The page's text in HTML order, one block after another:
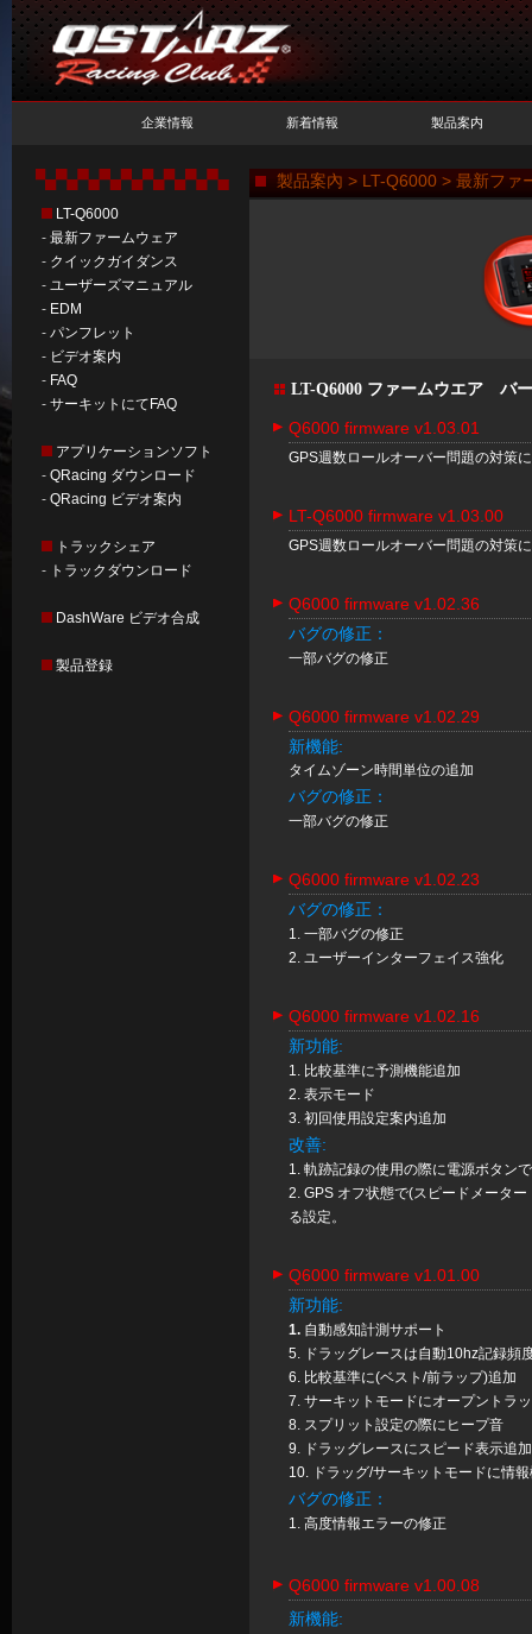
企業情報 新着情報 製品案内
製品案內 > LT-Q6000 > 最新ファ
LT-Q6000
- 最新ファームウェア
- クイックガイダンス
- ユーザーズマニュアル
- EDM
- パンフレット
- ビデオ案内
- FAQ
- サーキットにてFAQ
アプリケーションソフト
- QRacing ダウンロード
- QRacing ビデオ案内
トラックシェア
- トラックダウンロード
DashWare ビデオ合成
製品登録
LT-Q6000 ファームウエア バ
Q6000 firmware v1.03.01
GPS週数ロールオーバー問題の対策
LT-Q6000 firmware v1.03.00
GPS週数ロールオーバー問題の対策
Q6000 firmware v1.02.36
バグの修正：
一部バグの修正
Q6000 firmware v1.02.29
新機能:
タイムゾーン時間単位の追加
バグの修正：
一部バグの修正
Q6000 firmware v1.02.23
バグの修正：
1. 一部バグの修正
2. ユーザーインターフェイス強化
Q6000 firmware v1.02.16
新功能:
1. 比較基準に予測機能追加
2. 表示モード
3. 初回使用設定案内追加
改善:
1. 軌跡記録の使用の際に電源ボタン
2. GPS オフ状態で(スピードメータ
る設定。
Q6000 firmware v1.01.00
新功能:
1. 自動感知計測サポート
5. ドラッグレースは自動10hz記録頻
6. 比較基準に(ベスト/前ラップ)追加
7. サーキットモードにオープントラ
8. スプリット設定の際にヒープ音
9. ドラッグレースにスピード表示追加
10. ドラッグ/サーキットモードに情
バグの修正：
1. 高度情報エラーの修正
Q6000 firmware v1.00.08
新機能: